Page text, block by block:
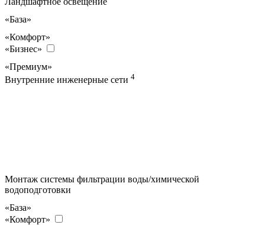
«База»
«Комфорт»
«Бизнес»
«Премиум»
Внутренние инженерные сети 4
Монтаж системы фильтрации воды/химической
водоподготовки
«База»
«Комфорт»